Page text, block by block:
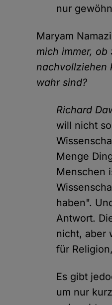
nur
Maryam
mich immer, ob
nachvollziehen
wahr sind?
Richard
will nicht
Menge
Menschen
haben".
Antwort.
nicht, aber
für
Es gibt
um nur